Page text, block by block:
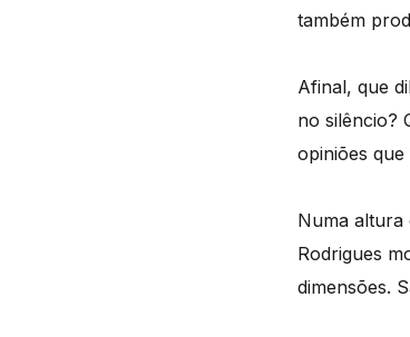
também
Afinal, que
no silêncio?
opiniões
Numa altura
Rodrigues
dimensões.